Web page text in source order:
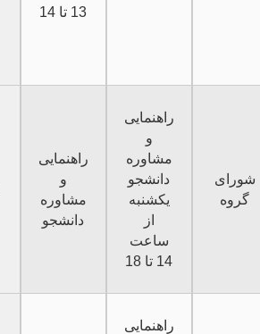
13 تا 14
راهنمایی
و
مشاوره
دانشجو
راهنمایی
و
مشاوره
دانشجو
یکشنبه
از
ساعت
14 تا 18
شورای
گروه
راهنمایی